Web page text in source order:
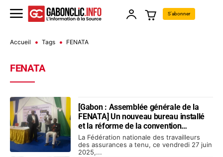
S'abonner
Accueil Tags FENATA
FENATA
[Gabon : Assemblée générale de la
FENATA] Un nouveau bureau installé
et la réforme de la convention
collective annoncée
La Fédération nationale des travailleurs
des assurances a tenu, ce vendredi 27 juin
2025,...